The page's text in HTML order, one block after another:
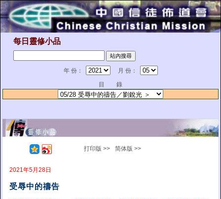
每日靈修小品
年 份：
月 份：
目 錄
打印版 >> 简体版 >>
2021年5月28日
受辱中的禱告